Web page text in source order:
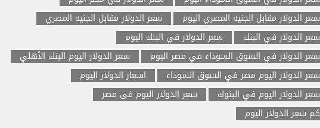
سعر الدولار مقابل الجنيه المصري اليوم
سعر الدولار مقابل الجنيه المصري
سعر الدولار في البنك
سعر الدولار في البنك اليوم
سعر الدولار في السوق السوداء في مصر اليوم
سعر الدولار اليوم البنك الأهلي
سعر الدولار اليوم مصر في السوق السوداء
اسعار الدولار اليوم
سعر الدولار اليوم في البنوك
سعر الدولار اليوم فى مصر
كم سعر الدولار اليوم